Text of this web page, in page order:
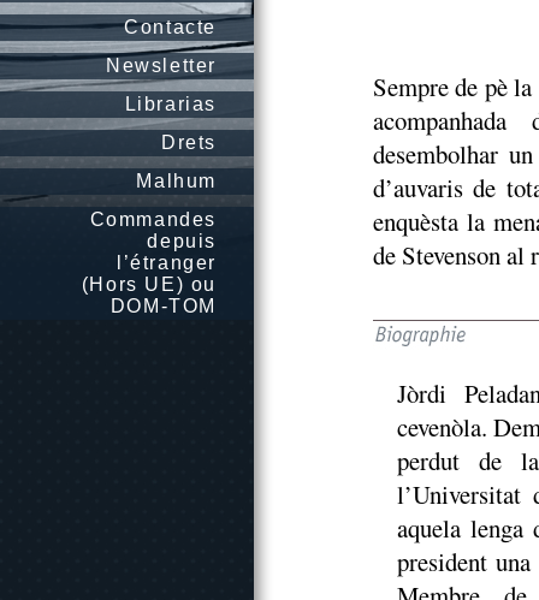
Contacte
Newsletter
Librarias
Drets
Malhum
Commandes
depuis
l’étranger
(Hors UE) ou
DOM-TOM
Sempre de pè
desembolhar
d’auvaris de
enquèsta la
de Stevenson al
Jòrdi
cevenòla.
perdut de
l’Universitat
aquela lenga
president